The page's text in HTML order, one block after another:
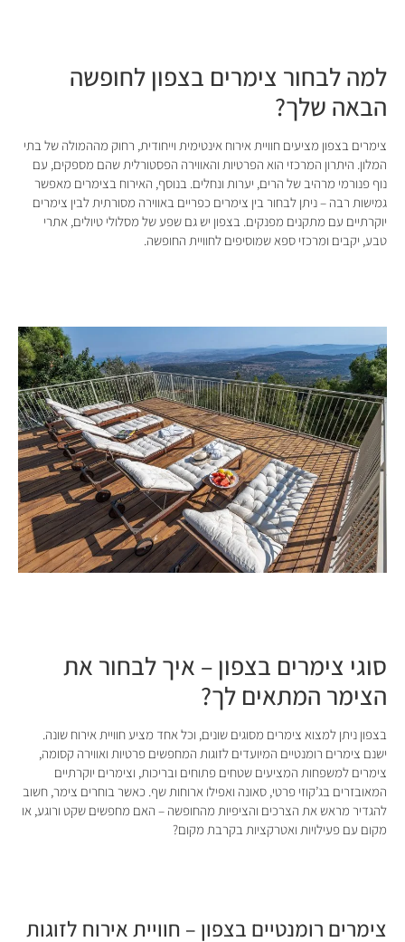
למה לבחור צימרים בצפון לחופשה
הבאה שלך?
צימרים בצפון מציעים חוויית אירוח אינטימית וייחודית, רחוק מההמולה של בתי
המלון. היתרון המרכזי הוא הפרטיות והאווירה הפסטורלית שהם מספקים, עם
נוף פנורמי מרהיב של הרים, יערות ונחלים. בנוסף, האירוח בצימרים מאפשר
גמישות רבה – ניתן לבחור בין צימרים כפריים באווירה מסורתית לבין צימרים
יוקרתיים עם מתקנים מפנקים. בצפון יש גם שפע של מסלולי טיולים, אתרי
טבע, יקבים ומרכזי ספא שמוסיפים לחוויית החופשה.
סוגי צימרים בצפון – איך לבחור את
הצימר המתאים לך?
בצפון ניתן למצוא צימרים מסוגים שונים, וכל אחד מציע חוויית אירוח שונה.
ישנם צימרים רומנטיים המיועדים לזוגות המחפשים פרטיות ואווירה קסומה,
צימרים למשפחות המציעים שטחים פתוחים ובריכות, וצימרים יוקרתיים
המאובזרים בג’קוזי פרטי, סאונה ואפילו ארוחות שף. כאשר בוחרים צימר, חשוב
להגדיר מראש את הצרכים והציפיות מהחופשה – האם מחפשים שקט ורוגע, או
מקום עם פעילויות ואטרקציות בקרבת מקום?
צימרים רומנטיים בצפון – חוויית אירוח לזוגות